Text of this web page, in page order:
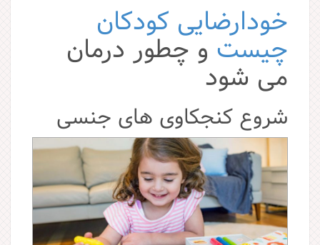
خودارضایی کودکان
چیست و چطور درمان
می شود
شروع کنجکاوی های جنسی